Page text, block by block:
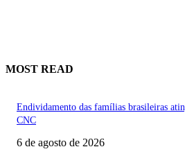
MOST READ
Endividamento das famílias brasileiras
CNC
6 de agosto de 2026